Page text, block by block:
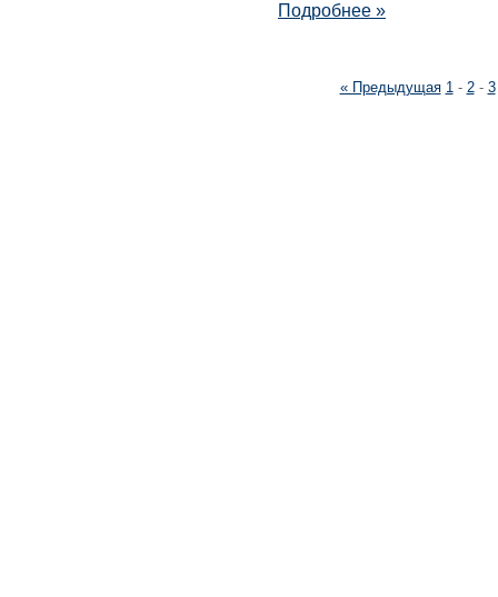
Подробнее »
« Предыдущая 1- 2- 3